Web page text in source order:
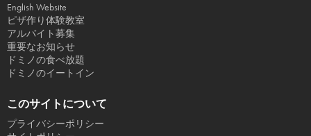
English Website
ピザ作り体験教室
アルバイト募集
重要なお知らせ
ドミノの食べ放題
ドミノのイートイン
このサイトについて
プライバシーポリシー